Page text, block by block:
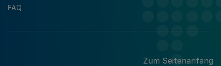
FAQ
Zum Seitenanfang